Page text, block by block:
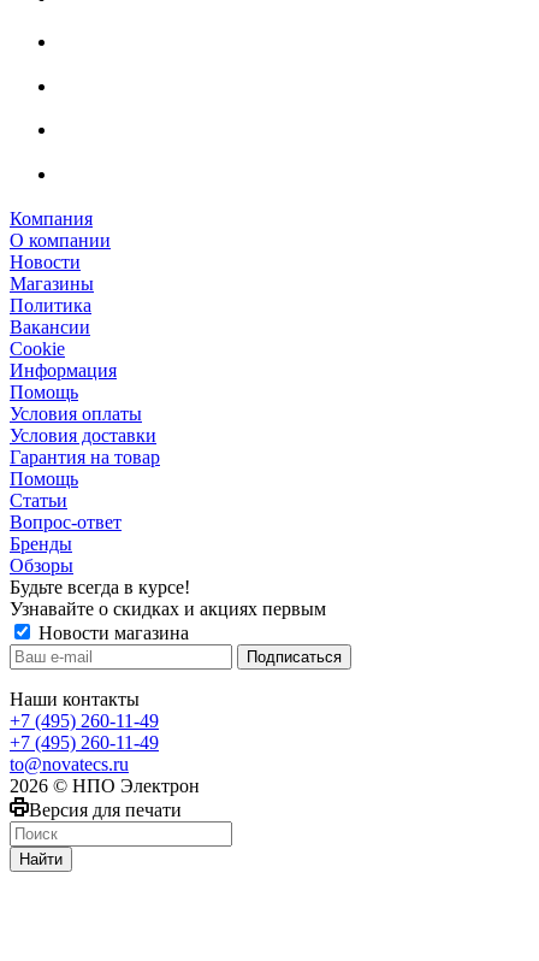
Компания
О компании
Новости
Магазины
Политика
Вакансии
Сookie
Информация
Помощь
Условия оплаты
Условия доставки
Гарантия на товар
Помощь
Статьи
Вопрос-ответ
Бренды
Обзоры
Будьте всегда в курсе!
Узнавайте о скидках и акциях первым
Новости магазина
Наши контакты
+7 (495) 260-11-49
+7 (495) 260-11-49
to@novatecs.ru
2026 © НПО Электрон
Версия для печати
Найти